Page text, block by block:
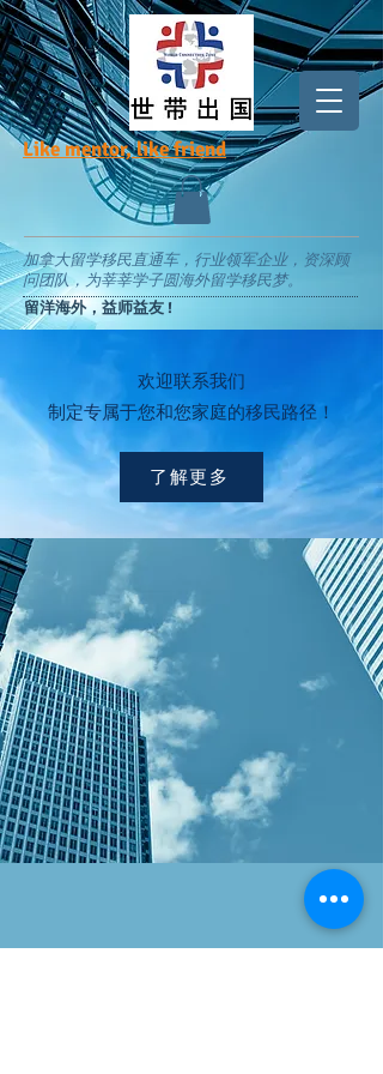
Like mentor, like friend
加拿大留学移民直通车，行业领军企业，资深顾
问团队，为莘莘学子圆海外留学移民梦。
留洋海外，益师益友 !
​欢迎联系我们
制定专属于您和您家庭的移民路径！
了解更多